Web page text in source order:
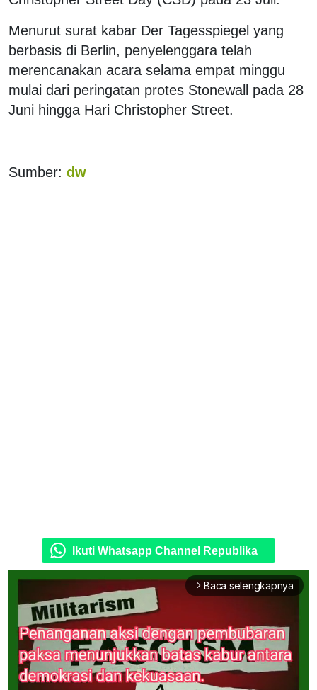
Menurut surat kabar Der Tagesspiegel yang
berbasis di Berlin, penyelenggara telah
merencanakan acara selama empat minggu
mulai dari peringatan protes Stonewall pada 28
Juni hingga Hari Christopher Street.
Sumber: dw
Ikuti Whatsapp Channel Republika
arrow_forward_ios Baca selengkapnya